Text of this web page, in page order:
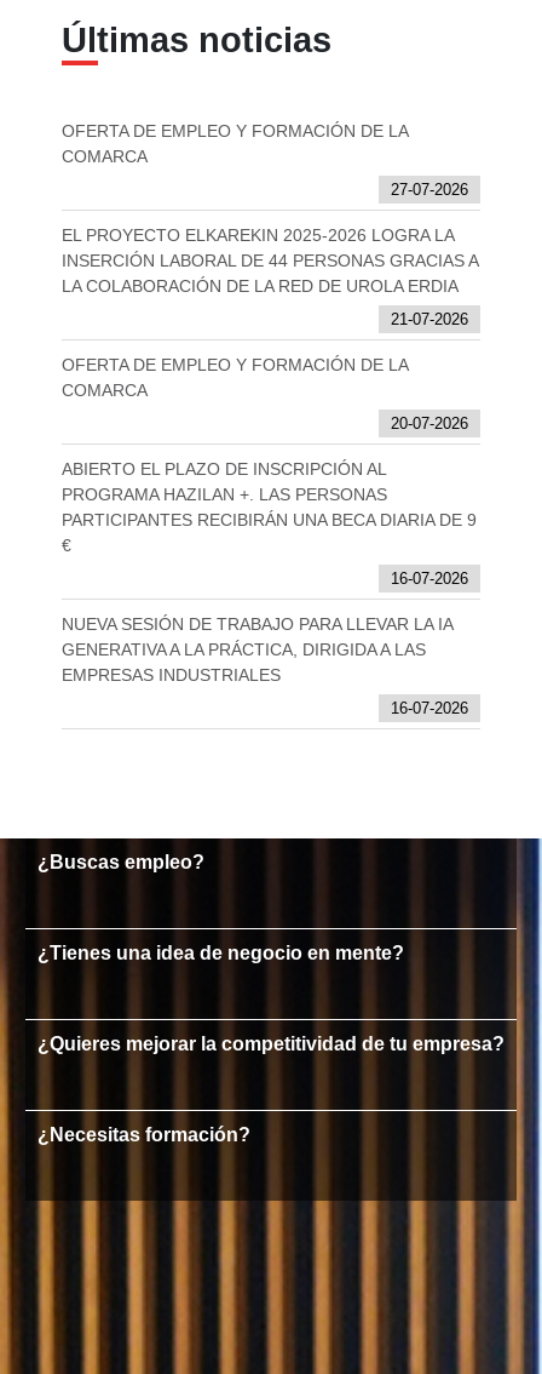
Últimas noticias
OFERTA DE EMPLEO Y FORMACIÓN DE LA
COMARCA
27-07-2026
EL PROYECTO ELKAREKIN 2025-2026 LOGRA LA
INSERCIÓN LABORAL DE 44 PERSONAS GRACIAS A
LA COLABORACIÓN DE LA RED DE UROLA ERDIA
21-07-2026
OFERTA DE EMPLEO Y FORMACIÓN DE LA
COMARCA
20-07-2026
ABIERTO EL PLAZO DE INSCRIPCIÓN AL
PROGRAMA HAZILAN +. LAS PERSONAS
PARTICIPANTES RECIBIRÁN UNA BECA DIARIA DE 9
€
16-07-2026
NUEVA SESIÓN DE TRABAJO PARA LLEVAR LA IA
GENERATIVA A LA PRÁCTICA, DIRIGIDA A LAS
EMPRESAS INDUSTRIALES
16-07-2026
¿Buscas empleo?
¿Tienes una idea de negocio en mente?
¿Quieres mejorar la competitividad de tu empresa?
¿Necesitas formación?